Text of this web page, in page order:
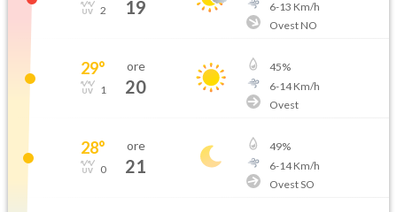
2 19
6-13 Km/h
Ovest NO
29°
1
ore
20
45%
6-14Km/h
Ovest
28°
0
ore
21
49%
6-14Km/h
Ovest SO